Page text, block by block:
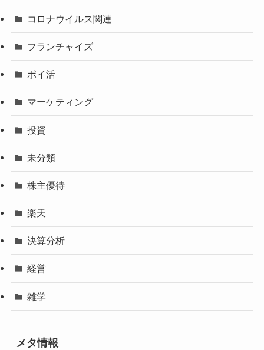
コロナウイルス関連
フランチャイズ
ポイ活
マーケティング
投資
未分類
株主優待
楽天
決算分析
経営
雑学
メタ情報